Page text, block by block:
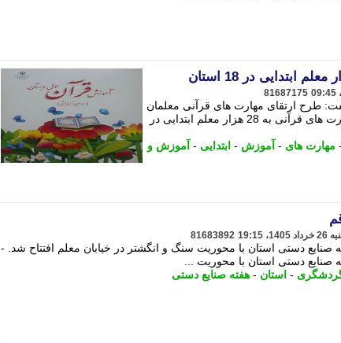
81687175
طرح ارتقای مهارت های قرآنی معلمان
در تمامی استان ها گسترش می یابد. - آموزش مهارت های قرآنی به 28 هزار معلم ابتدایی در
- مهارت های - آموزش - ابتدایی - آموزش و
81683892
صنایع دستی استان با محوریت سنگ و انگشتر در خیابان معلم افتتاح شد. -
صنایع دستی استان با محوریت ...
- استان - هفته صنایع دستی